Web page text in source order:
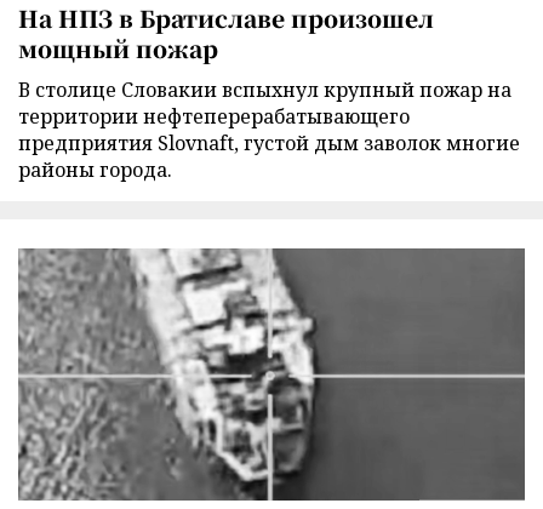
На НПЗ в Братиславе произошел
мощный пожар
В столице Словакии вспыхнул крупный пожар на
территории нефтеперерабатывающего
предприятия Slovnaft, густой дым заволок многие
районы города.